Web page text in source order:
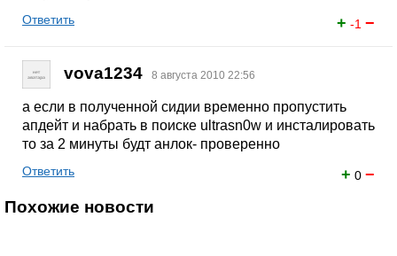
+ -1 −
Ответить
vova1234 8 августа 2010 22:56
a если в полученной сидии временно пропустить
апдейт и набрать в поиске ultrasn0w и инсталировать
то за 2 минуты будт анлок- проверенно
+ 0 −
Ответить
Похожие новости